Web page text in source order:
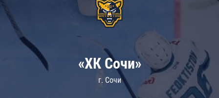
«ХК Сочи»
г. Сочи